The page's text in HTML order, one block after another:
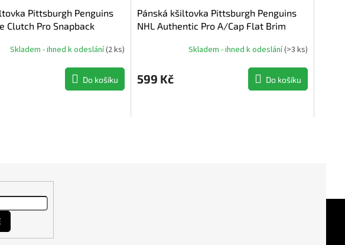
Pittsburgh Penguins
Clutch Pro Snapback
Skladem - ihned k odeslání(2 ks)
Do košíku
Pánská kšiltovka Pittsburgh Penguins
NHL Authentic Pro A/Cap Flat Brim
Skladem - ihned k odeslání(>3 ks)
599 Kč Do košíku